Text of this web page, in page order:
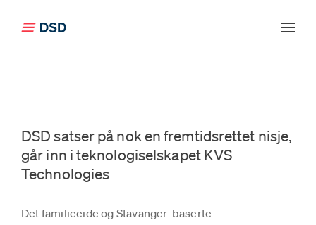
Klikk for å gå tilbake til forsiden
DSD satser på nok en fremtidsrettet nisje,
går inn i teknologiselskapet KVS
Technologies
Det familieeide og Stavanger-baserte